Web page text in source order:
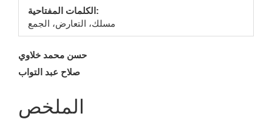
الكلمات المفتاحية:
مسلك، التعارض، الجمع
محتوى
المقالة
الرئيسي
حسن محمد خلاوي
صلاح عبد التواب
الملخص